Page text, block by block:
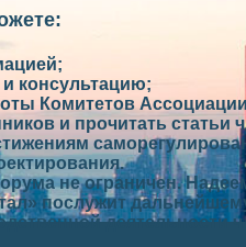
консультацию;
Комитетов
и прочитать статьи
не ограничен.
послужит
деятельности